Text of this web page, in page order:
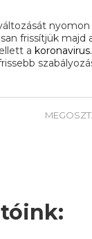
frissítjük majd
a